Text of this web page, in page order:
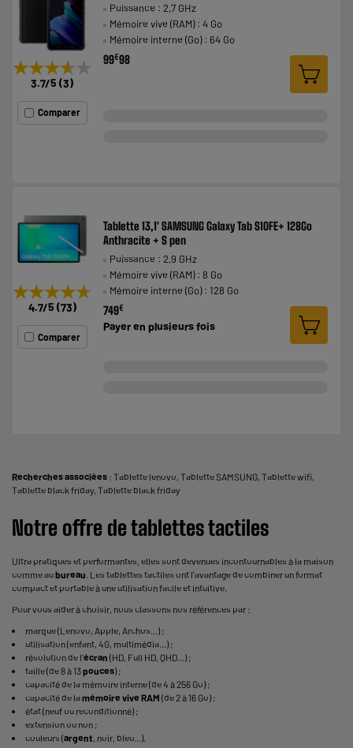
★★★★★
★★★★★
3.7/5 (3)
Comparer
Puissance : 2,7 GHz
Mémoire vive (RAM) : 4 Go
Mémoire interne (Go) : 64 Go
99€98
★★★★★
★★★★★
4.7/5 (73)
Comparer
Tablette 13,1' SAMSUNG Galaxy Tab S10FE+ 128Go
Anthracite + S pen
Puissance : 2,9 GHz
Mémoire vive (RAM) : 8 Go
Mémoire interne (Go) : 128 Go
749€
Payer en plusieurs fois
Recherches associées : Tablette lenovo, Tablette SAMSUNG, Tablette wifi,
Tablette black friday, Tablette black friday
Notre offre de tablettes tactiles
Ultra pratiques et performantes, elles sont devenues incontournables à la maison
comme aubureau. Les tablettes tactiles ont l'avantage de combiner un format
compact et portable à une utilisation facile et intuitive.
Pour vous aider à choisir, nous classons nos références par :
marque (Lenovo, Apple, Archos...) ;
utilisation (enfant, 4G, multimédia...) ;
résolution de l'écran (HD, Full HD, QHD...) ;
taille (de 8 à 13pouces) ;
capacité de la mémoire interne (de 4 à 256 Go) ;
capacité de lamémoire vive RAM (de 2 à 16 Go) ;
état (neuf ou reconditionné) ;
extension ou non ;
couleurs (argent, noir, bleu...).